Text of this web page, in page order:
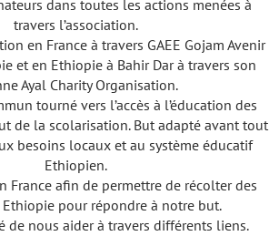
dans toutes les actions menées à
travers l’association.
en France à travers GAEE Gojam Avenir
et en Ethiopie à Bahir Dar à travers son
Ayal Charity Organisation.
tourné vers l’accès à l’éducation des
de la scolarisation. But adapté avant tout
besoins locaux et au système éducatif
Ethiopien.
afin de permettre de récolter des
pour répondre à notre but.
nous aider à travers différents liens.